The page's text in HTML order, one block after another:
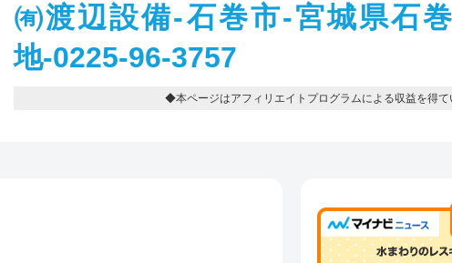
㈲渡辺設備-石巻市-宮城県石
地-0225-96-3757
◆本ページはアフィリエイトプログラムによる収益を得て